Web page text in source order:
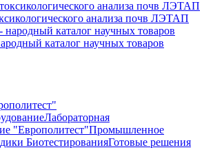
анализа почв ЛЭТАП
каталог научных товаров
Лабораторная
"Европолитест"Промышленное
БиотестированияГотовые решения